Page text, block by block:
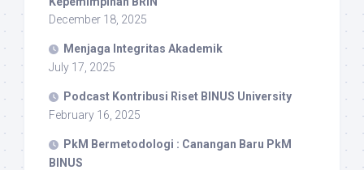
December 18, 2025
Menjaga Integritas Akademik
July 17, 2025
Podcast Kontribusi Riset BINUS University
February 16, 2025
PkM Bermetodologi : Canangan Baru PkM
BINUS